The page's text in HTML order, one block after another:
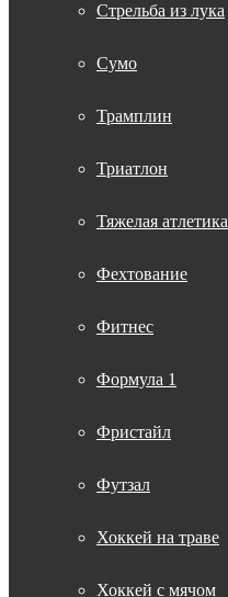
Стрельба из лука
Сумо
Трамплин
Триатлон
Тяжелая атлетика
Фехтование
Фитнес
Формула 1
Фристайл
Футзал
Хоккей на траве
Хоккей с мячом